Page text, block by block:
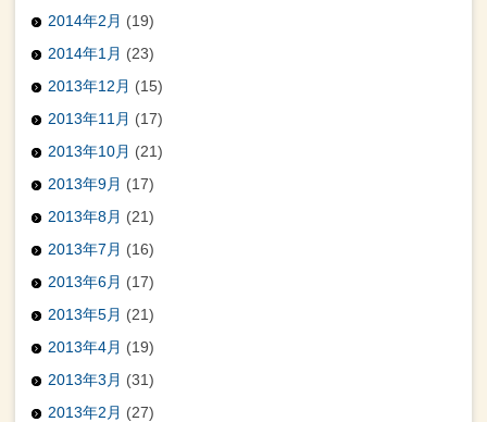
2014年2月 (19)
2014年1月 (23)
2013年12月 (15)
2013年11月 (17)
2013年10月 (21)
2013年9月 (17)
2013年8月 (21)
2013年7月 (16)
2013年6月 (17)
2013年5月 (21)
2013年4月 (19)
2013年3月 (31)
2013年2月 (27)